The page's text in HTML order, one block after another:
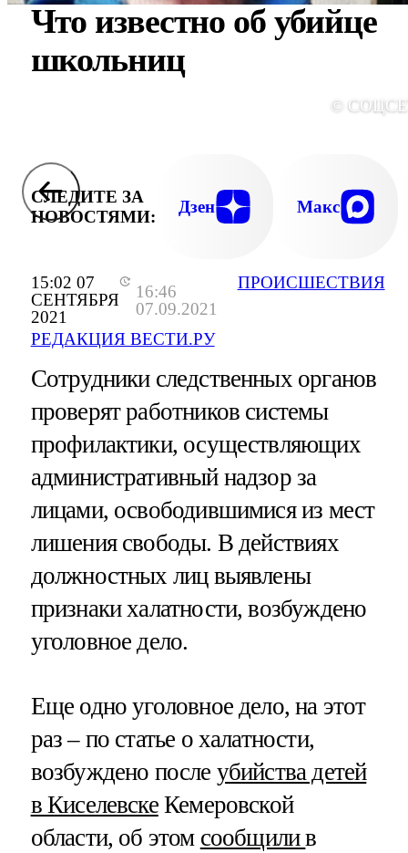
15:02 07
СЕНТЯБРЯ
2021
16:46
07.09.2021
РЕДАКЦИЯ ВЕСТИ.РУ
ПРОИСШЕСТВИЯ
Что известно об убийце
школьниц
©
СЛЕДИТЕ ЗА
НОВОСТЯМИ:
Дзен Макс
Сотрудники следственных органов
проверят работников системы
профилактики, осуществляющих
административный надзор за
лицами, освободившимися из мест
лишения свободы. В действиях
должностных лиц выявлены
признаки халатности, возбуждено
уголовное дело.
Еще одно уголовное дело, на этот
раз – по статье о халатности,
возбуждено после убийства детей
в КиселевскеКемеровской
области, об этом сообщилив